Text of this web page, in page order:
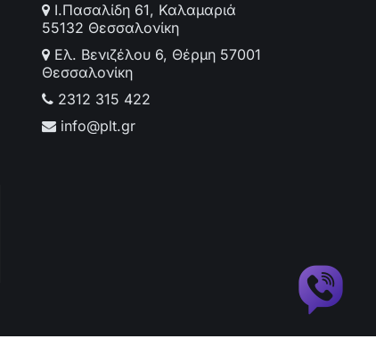
Ι.Πασαλίδη 61, Καλαμαριά
55132 Θεσσαλονίκη
Ελ. Βενιζέλου 6, Θέρμη 57001
Θεσσαλονίκη
2312 315 422
info@plt.gr